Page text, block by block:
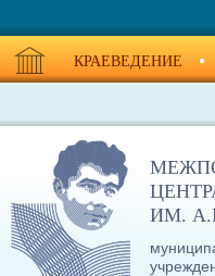
КРАЕВЕДЕНИЕ
ИМ.